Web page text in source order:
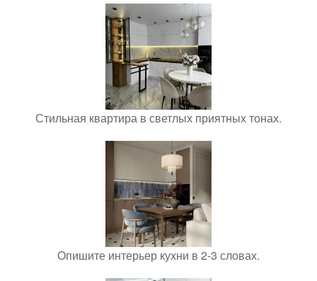
Стильная квартира в светлых приятных тонах.
Опишите интерьер кухни в 2-3 словах.